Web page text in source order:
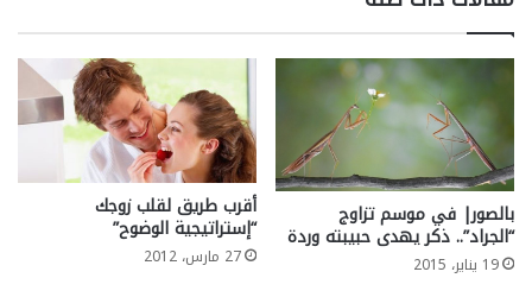
بالصور| في موسم تزاوج
“الجراد”.. ذكر يهدى حبيبته وردة
19 يناير، 2015
أقرب طريق لقلب زوجك
“إستراتيجية الوضوح”
27 مارس، 2012